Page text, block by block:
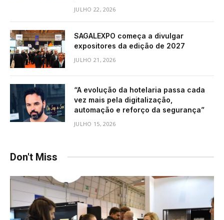
JULHO 22, 2026
SAGALEXPO começa a divulgar
expositores da edição de 2027
JULHO 21, 2026
“A evolução da hotelaria passa cada
vez mais pela digitalização,
automação e reforço da segurança”
JULHO 15, 2026
Don't Miss